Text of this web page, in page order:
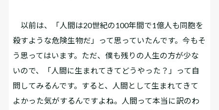
以前は、「人間は20世紀の100年間で1億人も同胞を
殺すような危険生物だ」って思っていたんです。今もそ
う思ってはいます。ただ、僕も残りの人生の方が少な
いので、「人間に生まれてきてどうやった？」って自
問してみるんです。すると、人間として生まれてきて
よかった気がするんですよね。人間って本当に訳のわ